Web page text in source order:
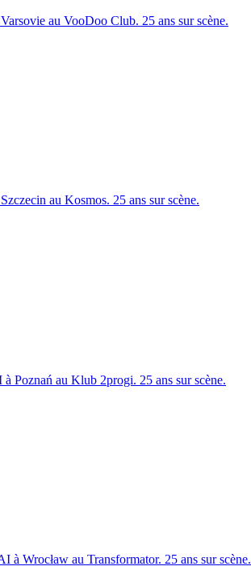
au VooDoo Club. 25 ans sur scène.
au Kosmos. 25 ans sur scène.
Poznań au Klub 2progi. 25 ans sur scène.
à Wrocław au Transformator. 25 ans sur scène.